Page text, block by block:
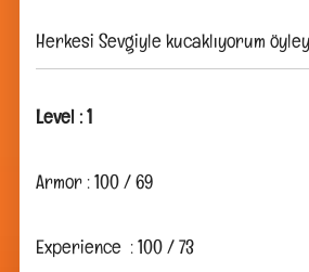
Herkesi Sevgiyle kucaklıyorum
Level : 1
Armor : 100 / 69
Experience : 100 / 73